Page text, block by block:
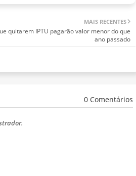
MAIS RECENTES
quitarem IPTU pagarão valor menor do que
ano passado
0 Comentários